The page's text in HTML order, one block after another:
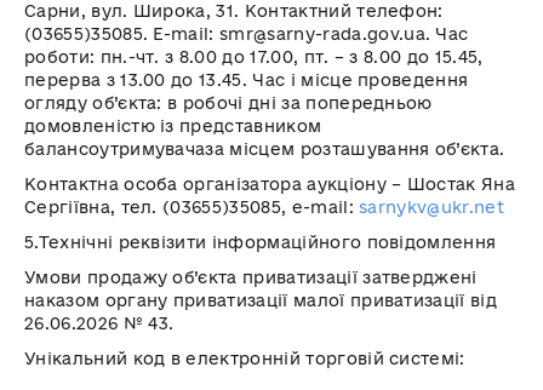
Сарни, вул. Широка, 31. Контактний телефон:
(03655)35085. Е-mail:smr@sarny-rada.gov.ua. Час
роботи: пн.-чт. з 8.00 до 17.00, пт. – з 8.00 до 15.45,
перерва з 13.00 до 13.45. Час і місце проведення
огляду об’єкта: в робочі дні за попередньою
домовленістю із представником
балансоутримувачаза місцем розташування об’єкта.
Контактна особа організатора аукціону – Шостак Яна
Сергіївна, тел. (03655)35085, е-mail:sarnykv@ukr.net
5.Технічні реквізити інформаційного повідомлення
Умови продажу об’єкта приватизації затверджені
наказом органу приватизації малої приватизації від
26.06.2026 № 43.
Унікальний код в електронній торговій системі: